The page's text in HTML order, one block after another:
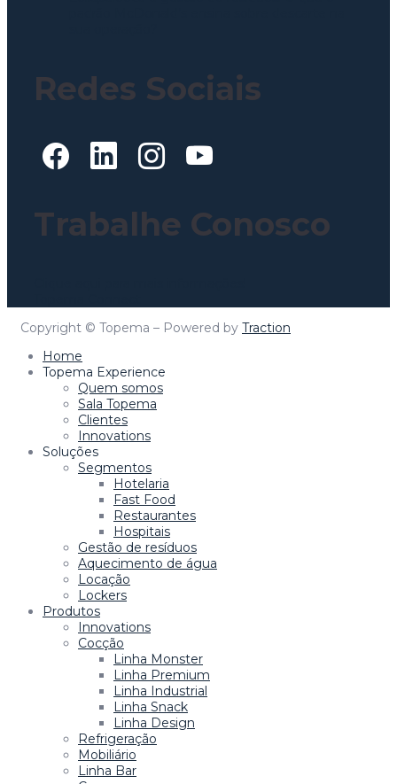
Redes Sociais
Trabalhe Conosco
Copyright © Topema – Powered by Traction
Home
Topema Experience
Quem somos
Sala Topema
Clientes
Innovations
Soluções
Segmentos
Hotelaria
Fast Food
Restaurantes
Hospitais
Gestão de resíduos
Aquecimento de água
Locação
Lockers
Produtos
Innovations
Cocção
Linha Monster
Linha Premium
Linha Industrial
Linha Snack
Linha Design
Refrigeração
Mobiliário
Linha Bar